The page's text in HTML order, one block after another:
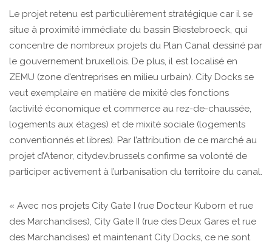
Le projet retenu est particulièrement stratégique car il se
situe à proximité immédiate du bassin Biestebroeck, qui
concentre de nombreux projets du Plan Canal dessiné par
le gouvernement bruxellois. De plus, il est localisé en
ZEMU (zone d’entreprises en milieu urbain). City Docks se
veut exemplaire en matière de mixité des fonctions
(activité économique et commerce au rez-de-chaussée,
logements aux étages) et de mixité sociale (logements
conventionnés et libres). Par l’attribution de ce marché au
projet d’Atenor, citydev.brussels confirme sa volonté de
participer activement à l’urbanisation du territoire du canal.
« Avec nos projets City Gate I (rue Docteur Kuborn et rue
des Marchandises), City Gate II (rue des Deux Gares et rue
des Marchandises) et maintenant City Docks, ce ne sont